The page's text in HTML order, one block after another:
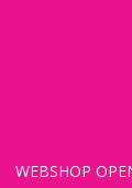
WEBSHOP